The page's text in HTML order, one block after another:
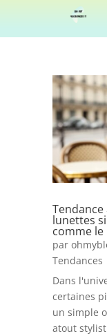
lunettes
comme
par
Tendances
Dans
certaines
un simple
atout